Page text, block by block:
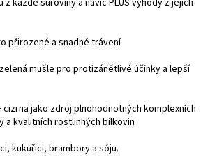
každé suroviny a navíc PLUS výhody z jejich
přirozené a snadné trávení
mušle pro protizánětlivé účinky a lepší
cizrna jako zdroj plnohodnotných komplexních
a kvalitních rostlinných bílkovin
kukuřici, brambory a sóju.